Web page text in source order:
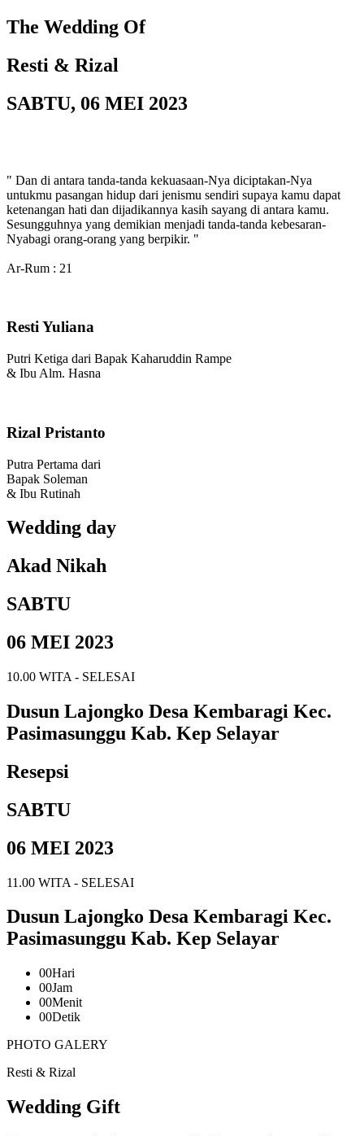
The Wedding Of
Resti & Rizal
SABTU, 06 MEI 2023
" Dan di antara tanda-tanda kekuasaan-Nya diciptakan-Nya
untukmu pasangan hidup dari jenismu sendiri supaya kamu dapat
ketenangan hati dan dijadikannya kasih sayang di antara kamu.
Sesungguhnya yang demikian menjadi tanda-tanda kebesaran-
Nyabagi orang-orang yang berpikir. "
Ar-Rum : 21
Resti Yuliana
Putri Ketiga dari Bapak Kaharuddin Rampe
& Ibu Alm. Hasna
Rizal Pristanto
Putra Pertama dari
Bapak Soleman
& Ibu Rutinah
Wedding day
Akad Nikah
SABTU
06 MEI 2023
10.00 WITA - SELESAI
Dusun Lajongko Desa Kembaragi Kec.
Pasimasunggu Kab. Kep Selayar
Resepsi
SABTU
06 MEI 2023
11.00 WITA - SELESAI
Dusun Lajongko Desa Kembaragi Kec.
Pasimasunggu Kab. Kep Selayar
00Hari
00Jam
00Menit
00Detik
PHOTO GALERY
Resti & Rizal
Wedding Gift